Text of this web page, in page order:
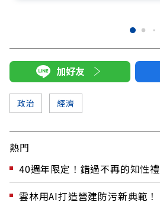
加好友
政治 經濟
熱門
40週年限定！錯過不再的知性禮
雲林用AI打造營建防污新典範！